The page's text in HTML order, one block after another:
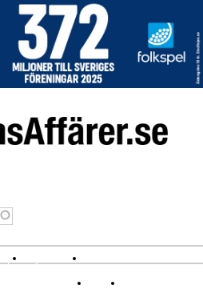
Nyhetsbrev
I spåren av Corona Arena